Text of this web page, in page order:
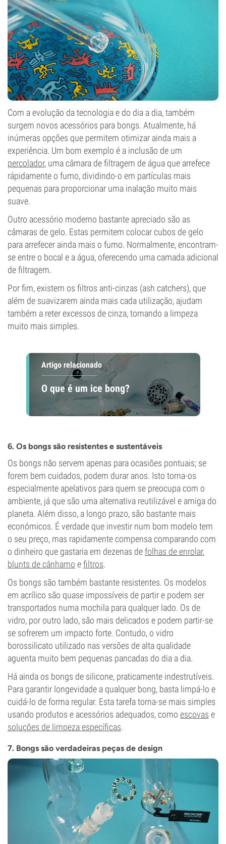
Com a evolução da tecnologia e do dia a dia, também
surgem novos acessórios para bongs. Atualmente, há
inúmeras opções que permitem otimizar ainda mais a
experiência. Um bom exemplo é a inclusão de um
percolador, uma câmara de filtragem de água que arrefece
rápidamente o fumo, dividindo-o em partículas mais
pequenas para proporcionar uma inalação muito mais
suave.
Outro acessório moderno bastante apreciado são as
câmaras de gelo. Estas permitem colocar cubos de gelo
para arrefecer ainda mais o fumo. Normalmente, encontram-
se entre o bocal e a água, oferecendo uma camada adicional
de filtragem.
Por fim, existem os filtros anti-cinzas (ash catchers), que
além de suavizarem ainda mais cada utilização, ajudam
também a reter excessos de cinza, tornando a limpeza
muito mais simples.
Artigo relacionado
O que é um ice bong?
6. Os bongs são resistentes e sustentáveis
Os bongs não servem apenas para ocasiões pontuais; se
forem bem cuidados, podem durar anos. Isto torna-os
especialmente apelativos para quem se preocupa com o
ambiente, já que são uma alternativa reutilizável e amiga do
planeta. Além disso, a longo prazo, são bastante mais
económicos. É verdade que investir num bom modelo tem
o seu preço, mas rapidamente compensa comparando com
o dinheiro que gastaria em dezenas defolhas de enrolar,
blunts de cânhamo efiltros.
Os bongs são também bastante resistentes. Os modelos
em acrílico são quase impossíveis de partir e podem ser
transportados numa mochila para qualquer lado. Os de
vidro, por outro lado, são mais delicados e podem partir-se
se sofrerem um impacto forte. Contudo, o vidro
borossilicato utilizado nas versões de alta qualidade
aguenta muito bem pequenas pancadas do dia a dia.
Há ainda os bongs de silicone, praticamente indestrutíveis.
Para garantir longevidade a qualquer bong, basta limpá-lo e
cuidá-lo de forma regular. Esta tarefa torna-se mais simples
usando produtos e acessórios adequados, como escovas e
soluções de limpeza específicas.
7. Bongs são verdadeiras peças de design